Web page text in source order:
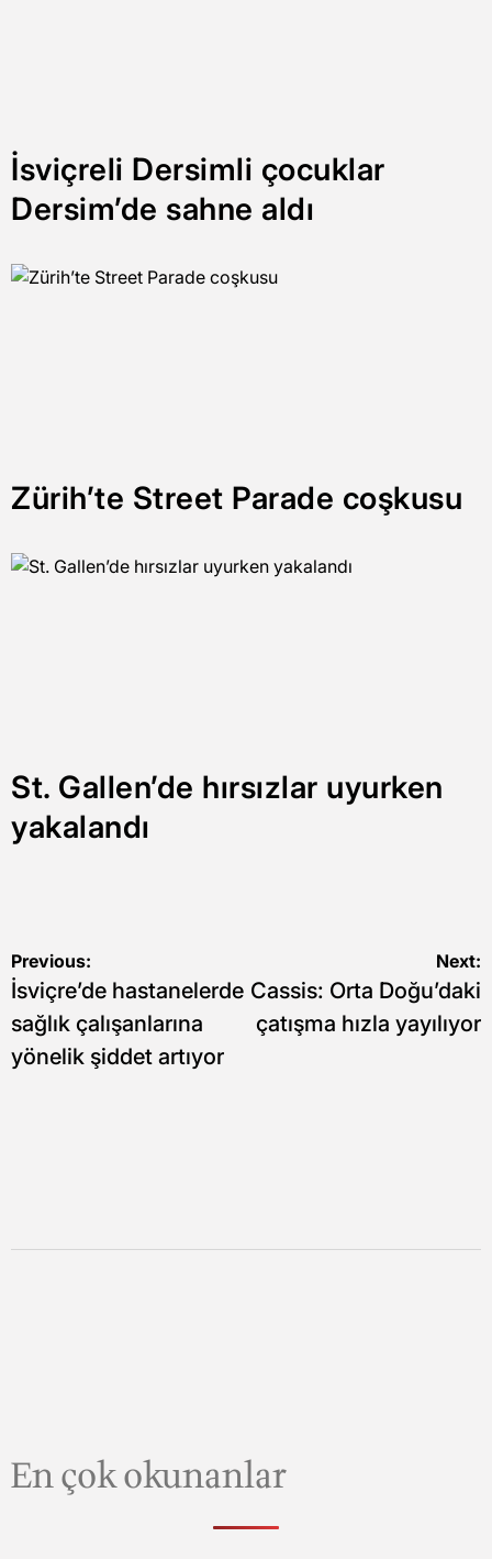
İsviçreli Dersimli çocuklar
Dersim’de sahne aldı
Zürih’te Street Parade coşkusu
St. Gallen’de hırsızlar uyurken
yakalandı
Yazı
gezinmesi
Previous:
İsviçre’de hastanelerde
sağlık çalışanlarına
yönelik şiddet artıyor
Next:
Cassis: Orta Doğu’daki
çatışma hızla yayılıyor
En çok okunanlar